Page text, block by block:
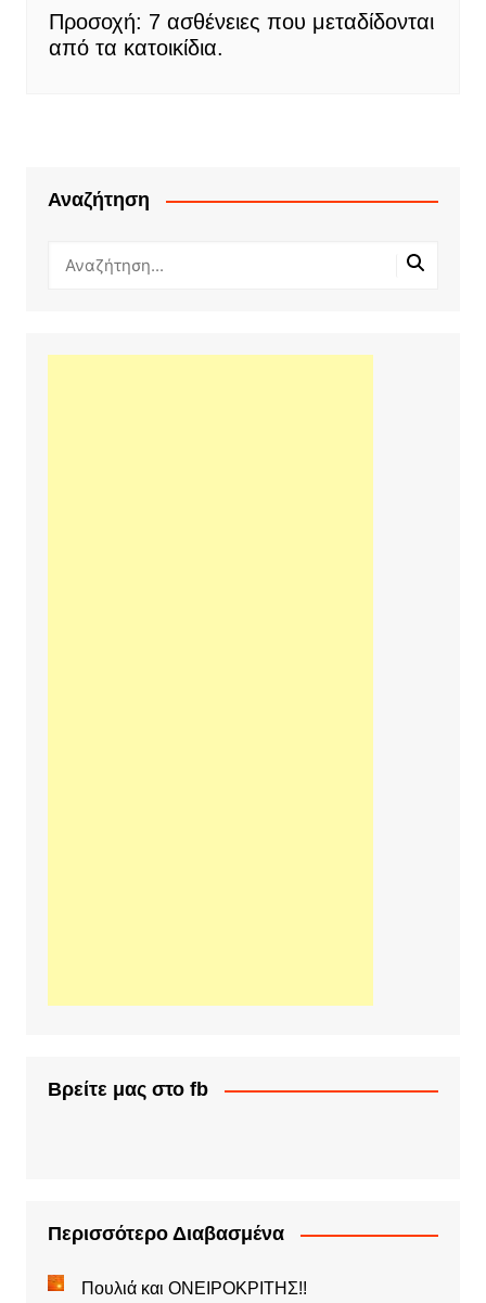
Προσοχή: 7 ασθένειες που μεταδίδονται
από τα κατοικίδια.
Αναζήτηση
Βρείτε μας στο fb
Περισσότερο Διαβασμένα
Πουλιά και ΟΝΕΙΡΟΚΡΙΤΗΣ!!